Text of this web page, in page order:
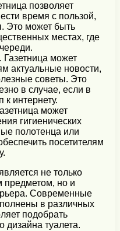
позволяет
время с пользой,
Это может быть
местах, где
может
актуальные новости,
советы. Это
в случае, если в
к интернету.
может
гигиенических
полотенца или
посетителям
не только
предметом, но и
Современные
в различных
подобрать
туалета.